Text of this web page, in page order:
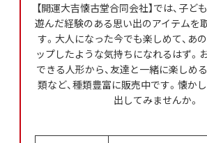
【開運大吉懐古堂合同会社】では、子ど
遊んだ経験のある思い出のアイテムを
す。大人になった今でも楽しめて、あ
ップしたような気持ちになれるはず。
できる人形から、友達と一緒に楽しめ
類など、種類豊富に販売中です。懐か
出してみませんか。